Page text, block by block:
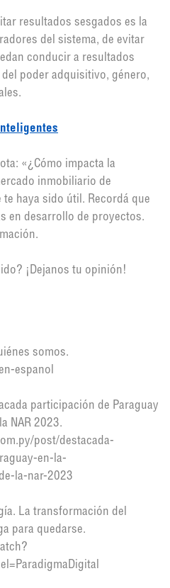
resultados sesgados es la
del sistema, de evitar
conducir a resultados
poder adquisitivo, género,
«¿Cómo impacta la
inmobiliario de
haya sido útil. Recordá que
en desarrollo de proyectos.
¡Dejanos tu opinión!
somos.
espanol
participación de Paraguay
NAR 2023.
post/destacada-
en-la-
la-nar-2023
La transformación del
para quedarse.